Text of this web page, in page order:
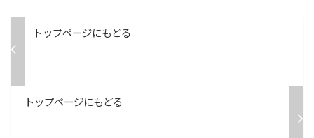
トップページにもどる
トップページにもどる